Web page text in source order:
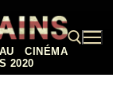
CINÉMA
2020